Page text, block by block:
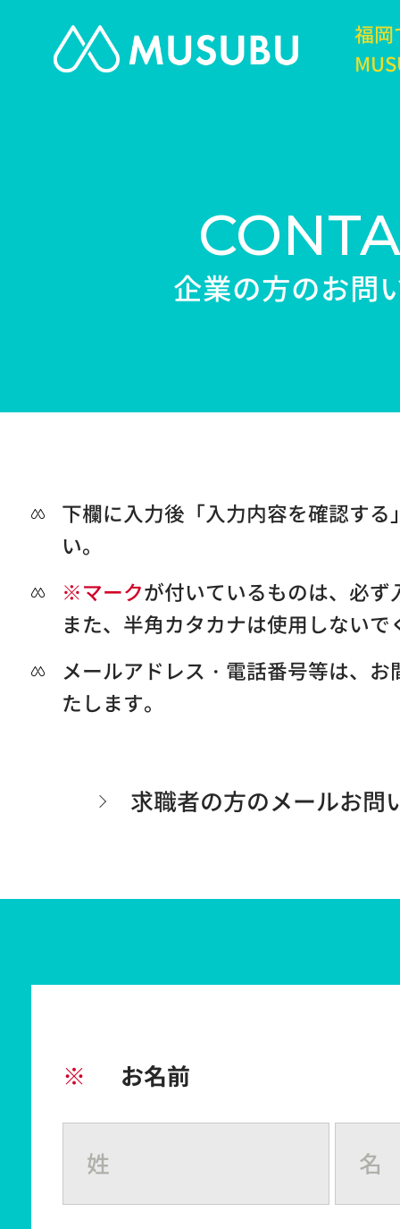
福岡
企業の方のお問
下欄に入力後「入力内容を確認す
い。
※マークが付いているものは、必
また、半角カタカナは使用しないで
メールアドレス・電話番号等は、
たします。
求職者の方のメールお問
※ お名前